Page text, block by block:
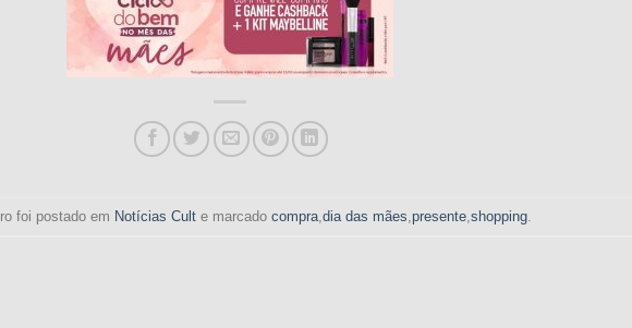
foi postado em Notícias Cult e marcadocompra ,dia das mães ,presente ,shopping